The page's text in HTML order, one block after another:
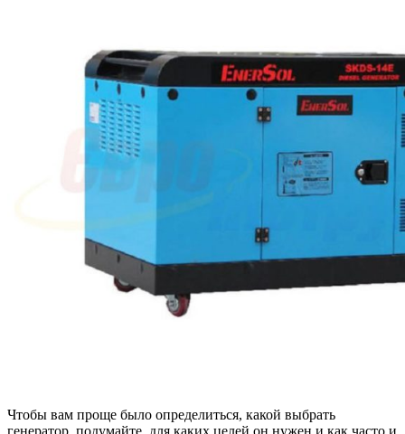
Чтобы вам проще было определиться, какой выбрать
генератор, подумайте, для каких целей он нужен и как часто и